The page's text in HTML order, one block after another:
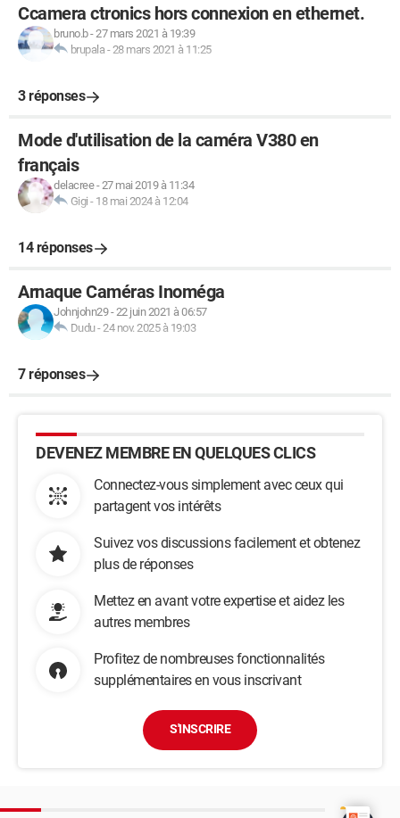
Ccamera ctronics hors connexion en ethernet.
bruno.b-27 mars 2021 à 19:39
brupala -28 mars 2021 à 11:25
3 réponses
Mode d'utilisation de la caméra V380 en
français
delacree-27 mai 2019 à 11:34
Gigi - 18 mai 2024 à 12:04
14 réponses
Arnaque Caméras Inoméga
Johnjohn29-22 juin 2021 à 06:57
Dudu-24 nov. 2025 à 19:03
7 réponses
DEVENEZ MEMBRE EN QUELQUES CLICS
Connectez-vous simplement avec ceux qui
partagent vos intérêts
Suivez vos discussions facilement et obtenez
plus de réponses
Mettez en avant votre expertise et aidez les
autres membres
Profitez de nombreuses fonctionnalités
supplémentaires en vous inscrivant
S'INSCRIRE